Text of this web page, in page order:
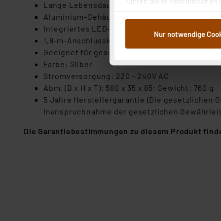
Weiterverarbeitung für die
Abs.1a DSG-VO) zu. Eine
ganz oder teilweise
anpassen oder widerrufen.
Auswertung und Analyse
dazu führen, dass die
„Einige Drittanbieter
Nur notwendige
Lange Lebensdauer, bis zu 25.000 h
Aluminium-Gehäuse mit klarer
Integriertes LED-Vorschaltgerät
1,8-m-Anschlusskabel und Eurostecker mit
Geeignet für geschützte Innenräume, IP20
Farbe: Silber
Stromversorgung: 220 - 240V AC
Abm. (B x H x T): 580 x 35 x 85; Gewicht: 760 g
5 Jahre Herstellergarantie (Die gesetzlichen
Inanspruchnahme der gesetzlichen
Die Garantiebestimmungen zu diesem Produkt